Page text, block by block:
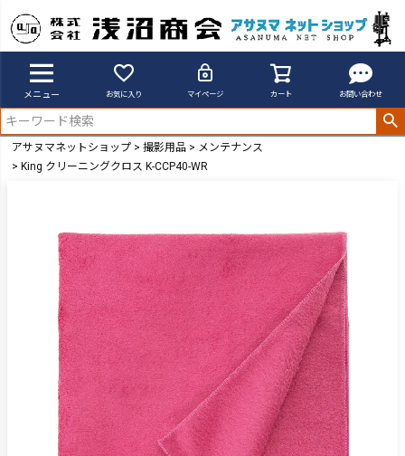
メニュー お気に入り マイページ カート お問い合わせ
アサヌマネットショップ 撮影用品
メンテナンス
King クリーニングクロス K-CCP40-WR